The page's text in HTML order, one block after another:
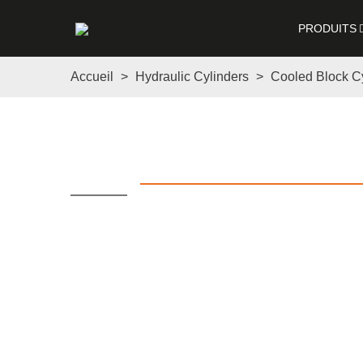
PRODUITS
Accueil > Hydraulic Cylinders > Cooled Block